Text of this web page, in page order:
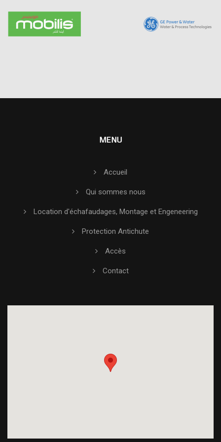
MENU
Accueil
Qui sommes nous
Location d'échafaudages, Montage et Engeneering
Protection Antichute
Accès
Contact